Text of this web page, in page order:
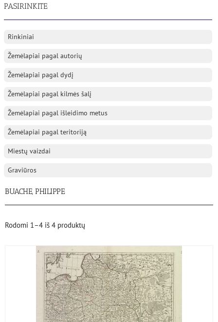
PASIRINKITE
Rinkiniai
Žemėlapiai pagal autorių
Žemėlapiai pagal dydį
Žemėlapiai pagal kilmės šalį
Žemėlapiai pagal išleidimo metus
Žemėlapiai pagal teritoriją
Miestų vaizdai
Graviūros
BUACHE, PHILIPPE
Rodomi 1–4 iš 4 produktų